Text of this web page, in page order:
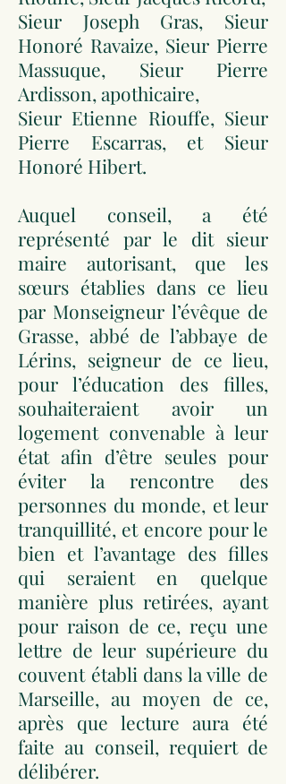
Sieur Joseph Gras, Sieur
Honoré Ravaize, Sieur Pierre
Massuque, Sieur Pierre
Ardisson, apothicaire,
Sieur Etienne Riouffe, Sieur
Pierre Escarras, et Sieur
Honoré Hibert.
Auquel conseil, a été
représenté par le dit sieur
maire autorisant, que les
sœurs établies dans ce lieu
par Monseigneur l’évêque de
Grasse, abbé de l’abbaye de
Lérins, seigneur de ce lieu,
pour l’éducation des filles,
souhaiteraient avoir un
logement convenable à leur
état afin d’être seules pour
éviter la rencontre des
personnes du monde, et leur
tranquillité, et encore pour le
bien et l’avantage des filles
qui seraient en quelque
manière plus retirées, ayant
pour raison de ce, reçu une
lettre de leur supérieure du
couvent établi dans la ville de
Marseille, au moyen de ce,
après que lecture aura été
faite au conseil, requiert de
délibérer.